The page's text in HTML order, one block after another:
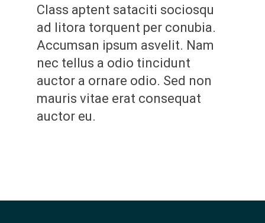
Class aptent sataciti sociosqu
ad litora torquent per conubia.
Accumsan ipsum asvelit. Nam
nec tellus a odio tincidunt
auctor a ornare odio. Sed non
mauris vitae erat consequat
auctor eu.